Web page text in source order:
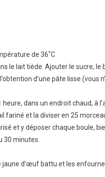
de 36˚C
le lait tiède. Ajouter le sucre,
d’une pâte lisse (vous
dans un endroit chaud, à
fariné et la diviser en 25
et y déposer chaque boule,
30 minutes.
d’œuf battu et les